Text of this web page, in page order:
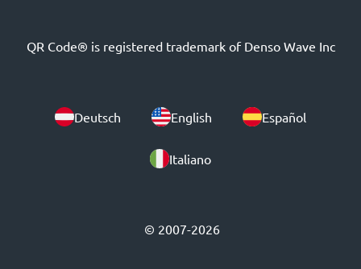
QR Code® is registered trademark of Denso Wave Inc
Deutsch English Español
Italiano
© 2007-2026